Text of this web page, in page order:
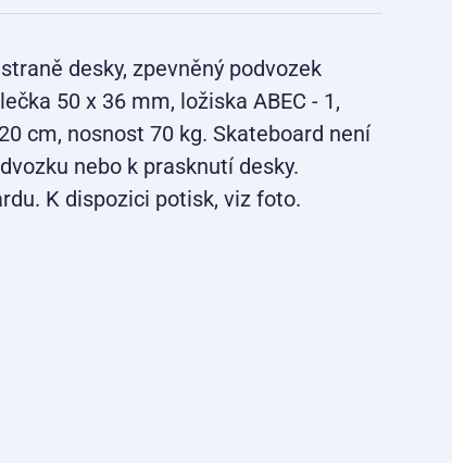
desky, zpevněný podvozek
50 x 36 mm, ložiska ABEC - 1,
cm, nosnost 70 kg. Skateboard není
nebo k prasknutí desky.
K dispozici potisk, viz foto.